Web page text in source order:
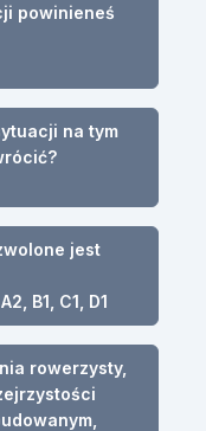
powinieneś
na tym
jest
B1, C1, D1
rowerzysty,